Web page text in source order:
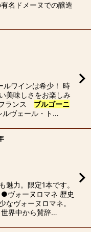
名ドメーヌでの醸造
ルワインは希少！ 時
美味しさをお楽しみ
ランス ブルゴーニ
ヴェール・ト…
魅力。限定1本です。
ォーヌロマネ 歴史
なヴォーヌロマネ。
界中から賛辞…